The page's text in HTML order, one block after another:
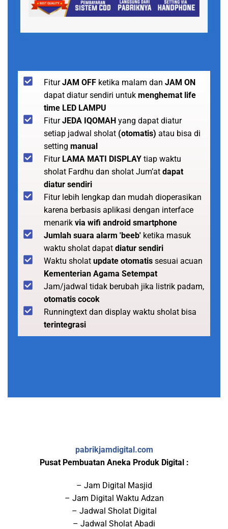
FiturJAM OFF ketika malam dan JAM ON
dapat diatur sendiri untuk menghemat life
time LED LAMPU
FiturJEDA IQOMAH yang dapat diatur
setiap jadwal sholat (otomatis) atau bisa di
setting manual
Fitur LAMA MATI DISPLAY tiap waktu
sholat Fardhu dan sholat Jum’at dapat
diatur sendiri
Fitur lebih lengkap dan mudah dioperasikan
karena berbasis aplikasi dengan interface
menarik via wifi android smartphone
Jumlah suara alarm 'beeb' ketika masuk
waktu sholat dapat diatur sendiri
Waktu sholat update otomatis sesuai acuan
Kementerian Agama Setempat
Jam/jadwal tidak berubah jika listrik padam,
otomatis cocok
Runningtext dan display waktu sholat bisa
terintegrasi
pabrikjamdigital.com
Pusat Pembuatan Aneka Produk Digital :
– Jam Digital Masjid
– Jam Digital Waktu Adzan
– Jadwal Sholat Digital
– Jadwal Sholat Abadi